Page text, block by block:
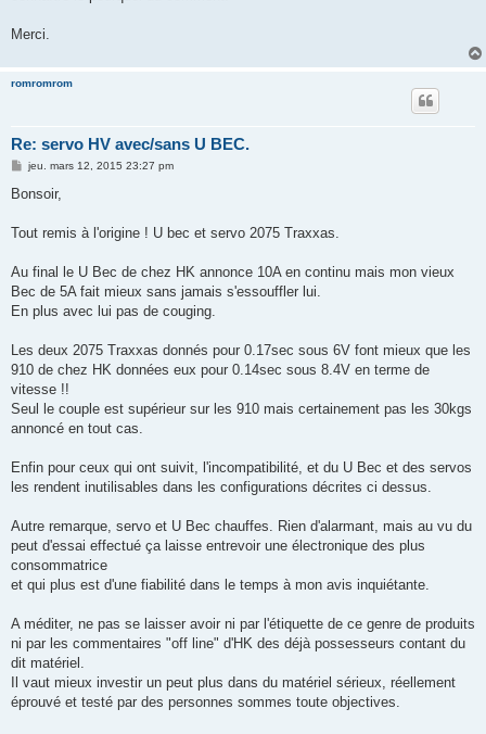
Merci.
romromrom
Re: servo HV avec/sans U BEC.
M
s
g
jeu. mars 12, 2015 23:27 pm
Bonsoir,
Tout remis à l'origine ! U bec et servo 2075 Traxxas.
Au final le U Bec de chez HK annonce 10A en continu mais mon vieux
Bec de 5A fait mieux sans jamais s'essouffler lui.
En plus avec lui pas de couging.
Les deux 2075 Traxxas donnés pour 0.17sec sous 6V font mieux que les
910 de chez HK données eux pour 0.14sec sous 8.4V en terme de
vitesse !!
Seul le couple est supérieur sur les 910 mais certainement pas les 30kgs
annoncé en tout cas.
Enfin pour ceux qui ont suivit, l'incompatibilité, et du U Bec et des servos
les rendent inutilisables dans les configurations décrites ci dessus.
Autre remarque, servo et U Bec chauffes. Rien d'alarmant, mais au vu du
peut d'essai effectué ça laisse entrevoir une électronique des plus
consommatrice
et qui plus est d'une fiabilité dans le temps à mon avis inquiétante.
A méditer, ne pas se laisser avoir ni par l'étiquette de ce genre de produits
ni par les commentaires "off line" d'HK des déjà possesseurs contant du
dit matériel.
Il vaut mieux investir un peut plus dans du matériel sérieux, réellement
éprouvé et testé par des personnes sommes toute objectives.